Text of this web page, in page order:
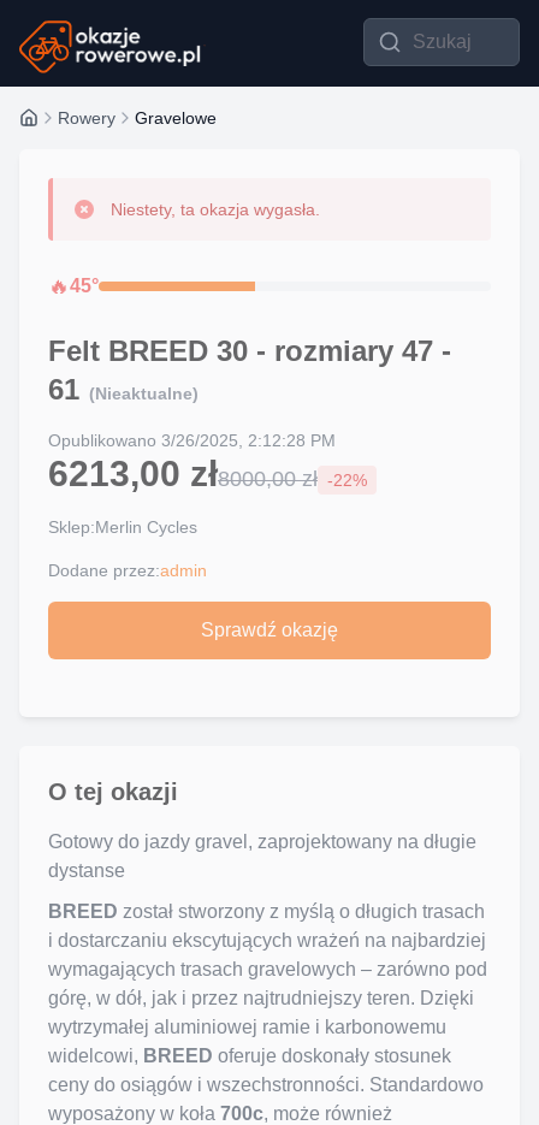
Rowery Gravelowe
Niestety, ta okazja wygasła.
🔥45°
Felt BREED 30 - rozmiary 47 -
61 (Nieaktualne)
Opublikowano 3/26/2025, 2:12:28 PM
6213,00 zł8000,00 zł -22%
Sklep:Merlin Cycles
Dodane przez:admin
Sprawdź okazję
O tej okazji
Gotowy do jazdy gravel, zaprojektowany na długie
dystanse
BREED został stworzony z myślą o długich trasach
i dostarczaniu ekscytujących wrażeń na najbardziej
wymagających trasach gravelowych – zarówno pod
górę, w dół, jak i przez najtrudniejszy teren. Dzięki
wytrzymałej aluminiowej ramie i karbonowemu
widelcowi, BREED oferuje doskonały stosunek
ceny do osiągów i wszechstronności. Standardowo
wyposażony w koła 700c, może również